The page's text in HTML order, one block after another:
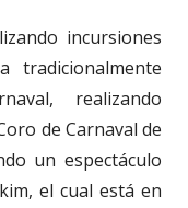
incursiones
tradicionalmente
realizando
de Carnaval de
un espectáculo
el cual está en